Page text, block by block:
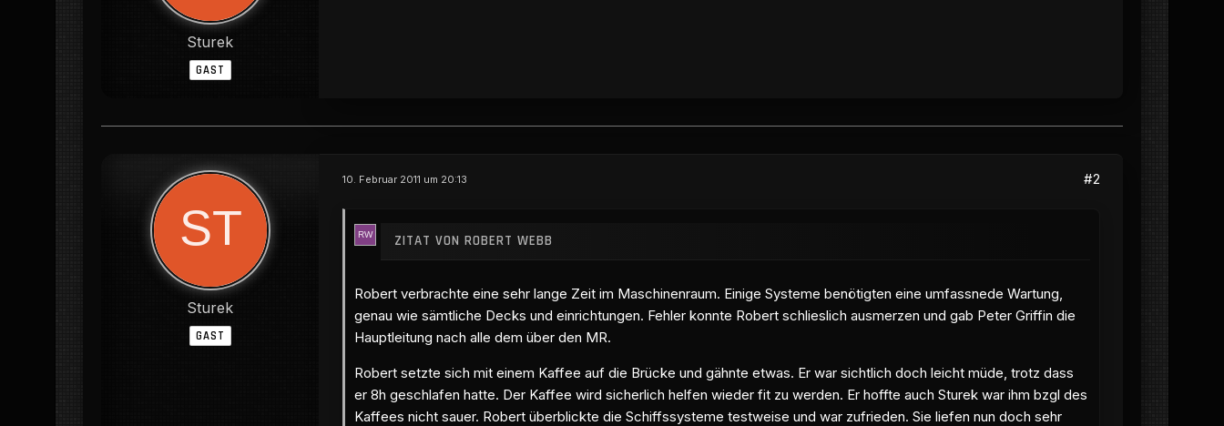
Sturek
GAST
Sturek
GAST
10. Februar 2011 um 20:13 #2
ZITAT VON ROBERT WEBB
Robert verbrachte eine sehr lange Zeit im Maschinenraum. Einige Systeme benötigten eine umfassnede Wartung,
genau wie sämtliche Decks und einrichtungen. Fehler konnte Robert schlieslich ausmerzen und gab Peter Griffin die
Hauptleitung nach alle dem über den MR.
Robert setzte sich mit einem Kaffee auf die Brücke und gähnte etwas. Er war sichtlich doch leicht müde, trotz dass
er 8h geschlafen hatte. Der Kaffee wird sicherlich helfen wieder fit zu werden. Er hoffte auch Sturek war ihm bzgl des
Kaffees nicht sauer. Robert überblickte die Schiffssysteme testweise und war zufrieden. Sie liefen nun doch sehr